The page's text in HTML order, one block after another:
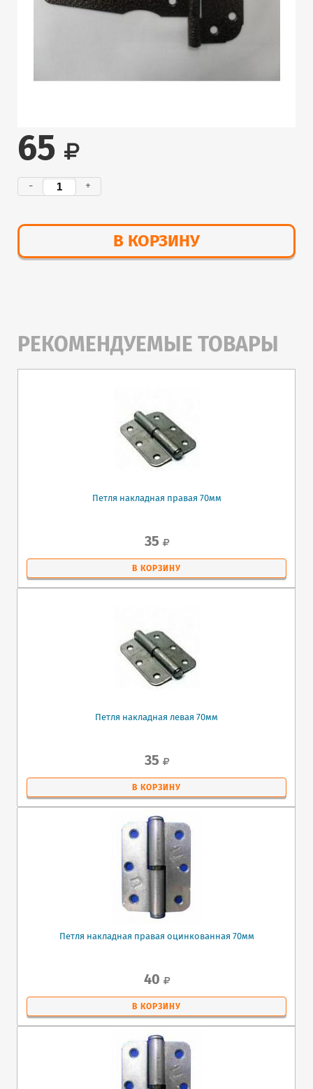
65
- +
В КОРЗИНУ
РЕКОМЕНДУЕМЫЕ ТОВАРЫ
Петля накладная правая 70мм
35
В КОРЗИНУ
Петля накладная левая 70мм
35
В КОРЗИНУ
Петля накладная правая оцинкованная 70мм
40
В КОРЗИНУ